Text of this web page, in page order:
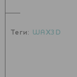
Теги: WAX3D